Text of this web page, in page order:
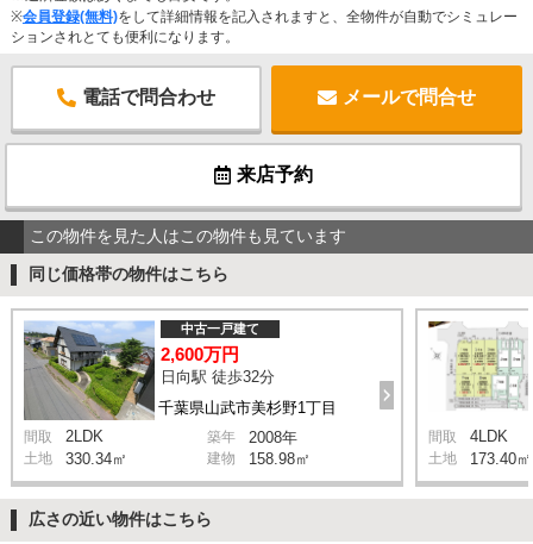
※会員登録(無料)をして詳細情報を記入されますと、全物件が自動でシミュレー
ションされとても便利になります。
電話で問合わせ メールで問合せ
来店予約
この物件を見た人はこの物件も見ています
同じ価格帯の物件はこちら
千葉県山武市美杉野1丁目
中古一戸建て
2,600万円
日向駅 徒歩32分
間取 2LDK 築年 2008年
土地 330.34㎡ 建物 158.98㎡
間取 4LDK
土地 173.40㎡
広さの近い物件はこちら